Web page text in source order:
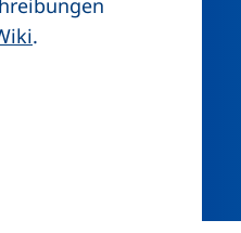
(externer Link, öffnet
.